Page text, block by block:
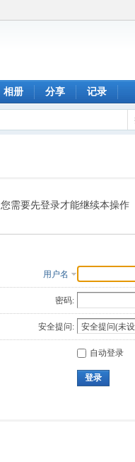
相册 分享 记录
您需要先登录才能继续本操作
用户名
密码:
安全提问:
自动登录
登录